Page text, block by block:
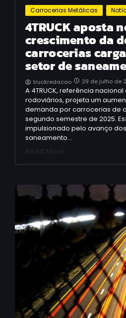
Carrocerias Metálicas
4TRUCK aposta
crescimento da
carrocerias
setor de
truckredacao 29 de julho de
A 4TRUCK, referência
rodoviários, projeta um
demanda por carrocerias de
segundo semestre de 2025.
impulsionado pelo avanço
saneamento…